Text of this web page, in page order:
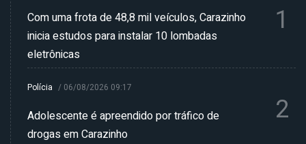
Com uma frota de 48,8 mil veículos, Carazinho
inicia estudos para instalar 10 lombadas
eletrônicas
1
Polícia / 06/08/2026 09:17
Adolescente é apreendido por tráfico de
drogas em Carazinho
2